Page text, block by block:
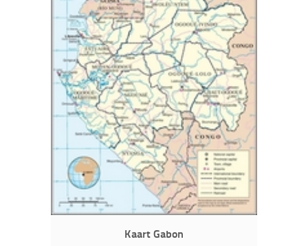
Kaart Gabon